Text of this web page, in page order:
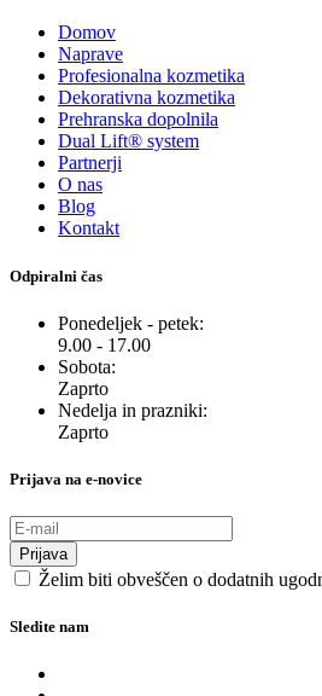
Domov
Naprave
Profesionalna kozmetika
Dekorativna kozmetika
Prehranska dopolnila
Dual Lift® system
Partnerji
O nas
Blog
Kontakt
Odpiralni čas
Ponedeljek - petek:
9.00 - 17.00
Sobota:
Zaprto
Nedelja in prazniki:
Zaprto
Prijava na e-novice
Prijava
Želim biti obveščen o dodatnih
Sledite nam